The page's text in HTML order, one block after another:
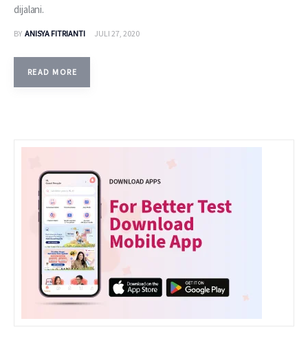
Berita
Layanan
dijalani.
BY ANISYA FITRIANTI JULI 27, 2020
READ MORE